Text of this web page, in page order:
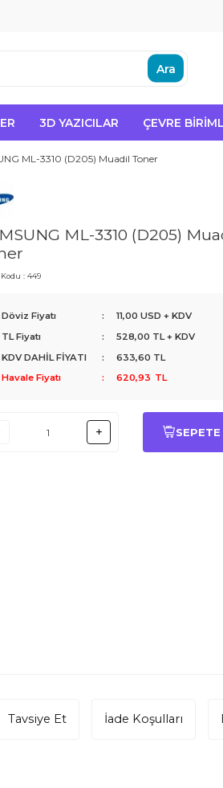
Ara
3D YAZICILAR ÇEVRE
ML-3310 (D205) Muadil Toner
ML-3310 (D205)
: 449
Döviz Fiyatı :
11,00 USD + KDV
TL Fiyatı
: 528,00 TL + KDV
KDV DAHİL FİYATI
: 633,60 TL
Havale Fiyatı
: 620,93 TL
SEPETE
Tavsiye Et İade Koşulları